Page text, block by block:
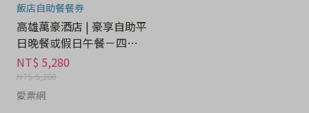
飯店自助餐餐券
高雄萬豪酒店 | 豪享自助平
日晚餐或假日午餐－四張
一套 - 娛樂休閒分期
NT$ 5,280
NT$ 5,280
愛票網